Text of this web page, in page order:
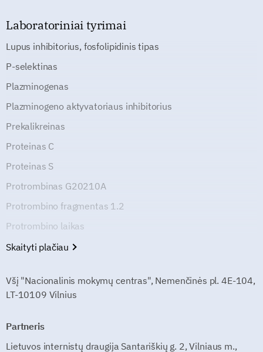
Laboratoriniai tyrimai
Lupus inhibitorius, fosfolipidinis tipas
P-selektinas
Plazminogenas
Plazminogeno aktyvatoriaus inhibitorius
Prekalikreinas
Proteinas C
Proteinas S
Protrombinas G20210A
Protrombino fragmentas 1.2
Protrombino laikas
Skaityti plačiau
Všį "Nacionalinis mokymų centras", Nemenčinės pl. 4E-104,
LT-10109 Vilnius
Partneris
Lietuvos internistų draugija Santariškių g. 2, Vilniaus m.,